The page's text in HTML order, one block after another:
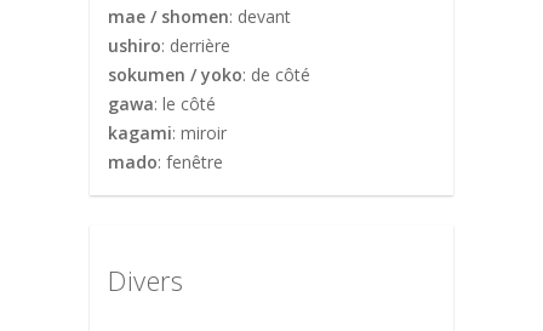
mae / shomen: devant
ushiro: derrière
sokumen / yoko: de côté
gawa: le côté
kagami: miroir
mado: fenêtre
Divers